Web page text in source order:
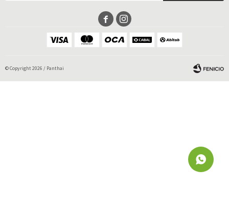
 
© Copyright 2026 / Panthai